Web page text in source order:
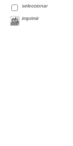
seleccionar
imprimir